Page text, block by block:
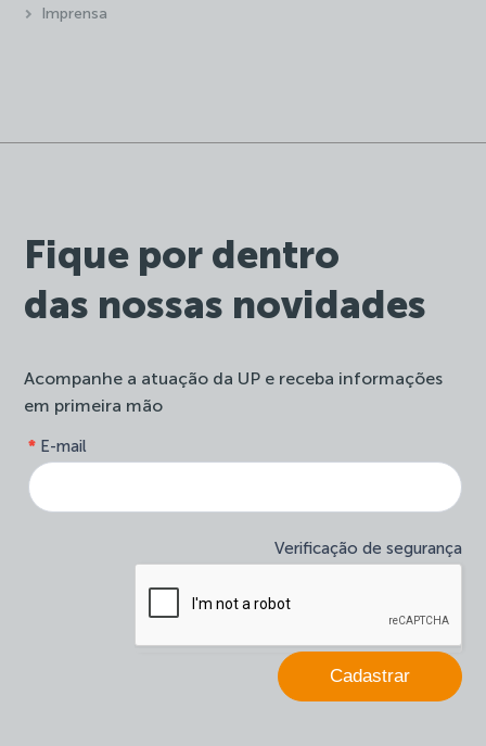
Fique por dentro
das nossas novidades
Acompanhe a atuação da UP e receba informações
em primeira mão
site-
newsletter
E-mail
*
Verificação de segurança
Cadastrar
você
é
humano,
este
campo
branco.
Imprensa